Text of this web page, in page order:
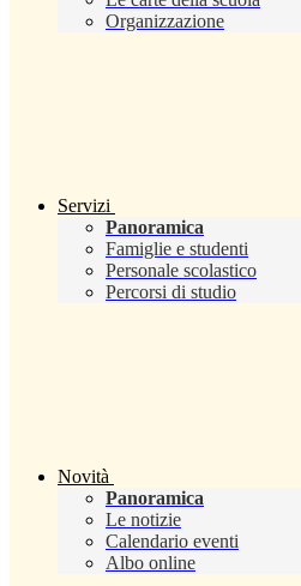
Organizzazione
Servizi
Panoramica
Famiglie e studenti
Personale scolastico
Percorsi di studio
Novità
Panoramica
Le notizie
Calendario eventi
Albo online